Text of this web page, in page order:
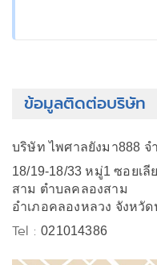
ข้อมูลติดต่อบริษัท
บริษัท ไพศาลยังมา888 จ
18/19-18/33 หมู่1 ซอยเ
สาม ตำบลคลองสาม
อำเภอคลองหลวง จังหวั
Tel :021014386